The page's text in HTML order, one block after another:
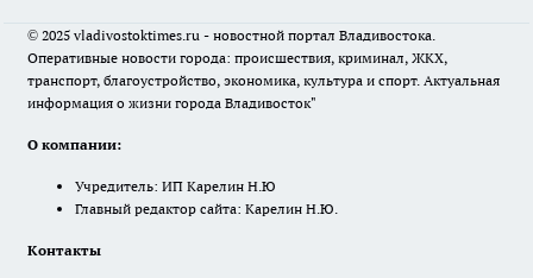
© 2025 vladivostoktimes.ru - новостной портал Владивостока.
Оперативные новости города: происшествия, криминал, ЖКХ,
транспорт, благоустройство, экономика, культура и спорт. Актуальная
информация о жизни города Владивосток"
О компании:
Учредитель: ИП Карелин Н.Ю
Главный редактор сайта: Карелин Н.Ю.
Контакты